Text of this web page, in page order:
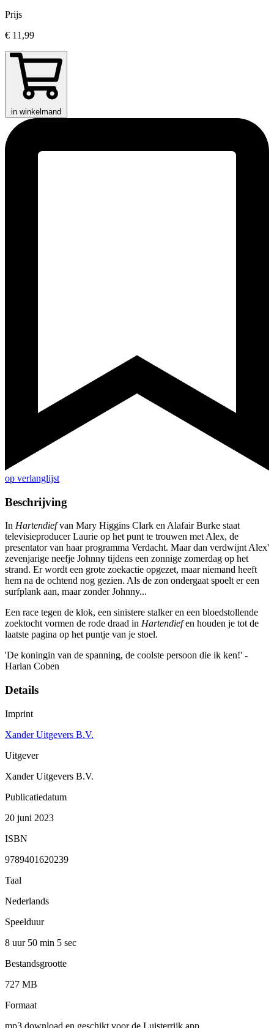
Prijs
€ 11,99
in winkelmand
op verlanglijst
Beschrijving
In Hartendiefvan Mary Higgins Clark en Alafair Burke staat
televisieproducer Laurie op het punt te trouwen met Alex, de
presentator van haar programma Verdacht. Maar dan verdwijnt Alex'
zevenjarige neefje Johnny tijdens een zonnige zomerdag op het
strand. Er wordt een grote zoekactie opgezet, maar niemand heeft
hem na de ochtend nog gezien. Als de zon ondergaat spoelt er een
surfplank aan, maar zonder Johnny...
Een race tegen de klok, een sinistere stalker en een bloedstollende
zoektocht vormen de rode draad in Hartendiefen houden je tot de
laatste pagina op het puntje van je stoel.
'De koningin van de spanning, de coolste persoon die ik ken!' -
Harlan Coben
Details
Imprint
Xander Uitgevers B.V.
Uitgever
Xander Uitgevers B.V.
Publicatiedatum
20 juni 2023
ISBN
9789401620239
Taal
Nederlands
Speelduur
8 uur 50 min 5 sec
Bestandsgrootte
727 MB
Formaat
mp3 download en geschikt voor de Luisterrijk app